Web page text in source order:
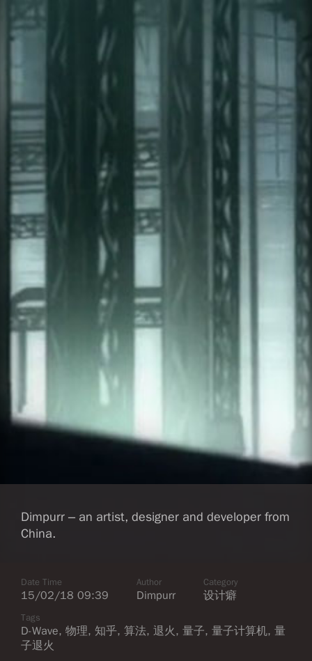
Dimpurr – an artist, designer and developer from
China.
Date Time
15/02/18 09:39
Author
Dimpurr
Category
设计癖
Tags
D-Wave, 物理, 知乎, 算法, 退火, 量子, 量子计算机, 量
子退火